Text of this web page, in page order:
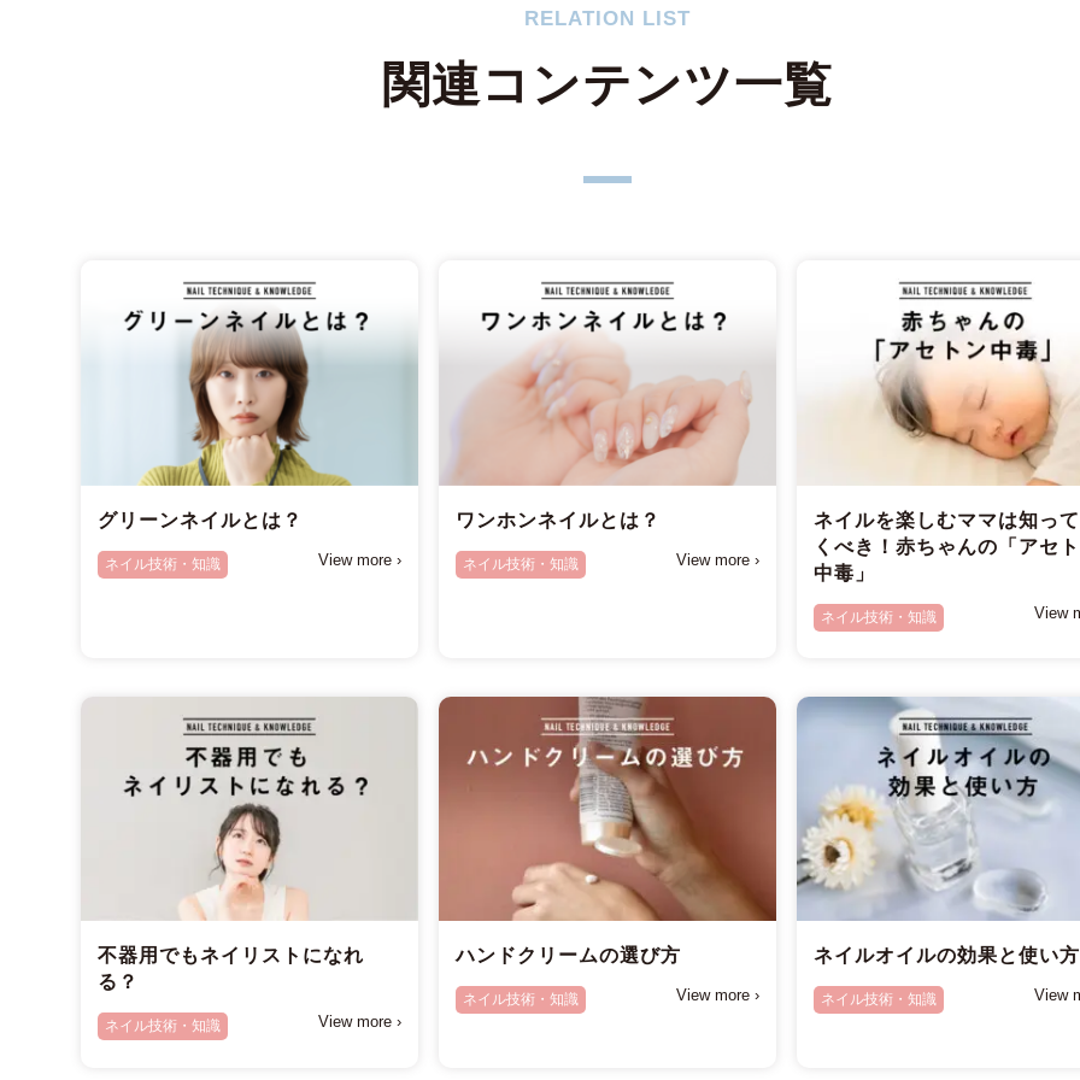
RELATION LIST
関連コンテンツ一覧
グリーンネイルとは？
ネイル技術・知識 View more ›
ワンホンネイルとは？
ネイル技術・知識 View more ›
ネイルを楽しむママは知っ
くべき！赤ちゃんの「アセ
中毒」
ネイル技術・知識 View
不器用でもネイリストになれ
る？
ネイル技術・知識 View more ›
ハンドクリームの選び方
ネイル技術・知識 View more ›
ネイルオイルの効果と使い方
ネイル技術・知識 View